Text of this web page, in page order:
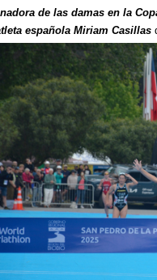
de las damas en la
española Miriam Casillas